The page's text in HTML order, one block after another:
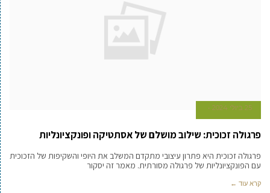
25 ביולי 2024
פרגולה זכוכית: שילוב מושלם של אסתטיקה ופונקציונליות
פרגולה זכוכית היא פתרון עיצובי מתקדם המשלב את היופי והשקיפות של הזכוכית
עם הפונקציונליות של פרגולה מסורתית. מאמר זה יסקור
קרא עוד ←